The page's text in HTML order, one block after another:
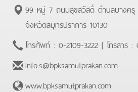
99 หมู่ 7 ถนนสุขสวัสดิ์ ตำบลบางครุ
จังหวัดสมุทรปราการ 10130
โทรศัพท์ : 0-2109-3222 | โทรสาร :
info.s@bpksamutprakan.com
www.bpksamutprakan.com